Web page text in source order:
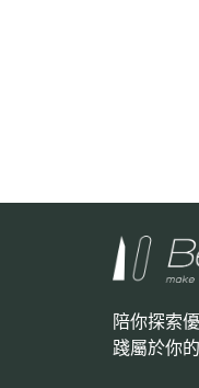
陪你探索
踐屬於你